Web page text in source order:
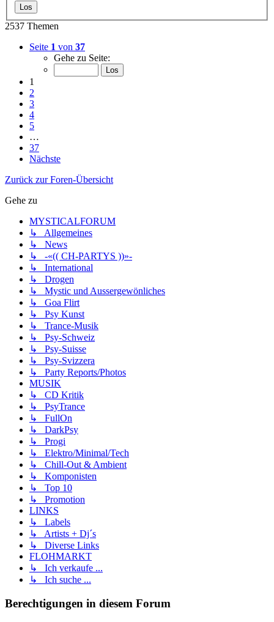
2537 Themen
Seite 1 von 37
Gehe zu Seite:
1
2
3
4
5
…
37
Nächste
Zurück zur Foren-Übersicht
Gehe zu
MYSTICALFORUM
↳ Allgemeines
↳ News
↳ -«(( CH-PARTYS ))»-
↳ International
↳ Drogen
↳ Mystic und Aussergewönliches
↳ Goa Flirt
↳ Psy Kunst
↳ Trance-Musik
↳ Psy-Schweiz
↳ Psy-Suisse
↳ Psy-Svizzera
↳ Party Reports/Photos
MUSIK
↳ CD Kritik
↳ PsyTrance
↳ FullOn
↳ DarkPsy
↳ Progi
↳ Elektro/Minimal/Tech
↳ Chill-Out & Ambient
↳ Komponisten
↳ Top 10
↳ Promotion
LINKS
↳ Labels
↳ Artists + Dj´s
↳ Diverse Links
FLOHMARKT
↳ Ich verkaufe ...
↳ Ich suche ...
Berechtigungen in diesem Forum